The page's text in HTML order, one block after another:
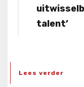
talent’
Lees verder